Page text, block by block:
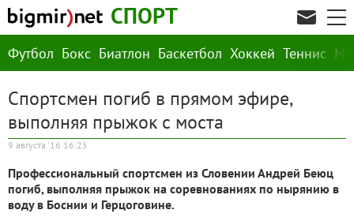
СПОРТ
Футбол Бокс Биатлон Баскетбол Хоккей Теннис
Спортсмен погиб в прямом эфире,
выполняя прыжок с моста
9 августа '16 16:25
Профессиональный спортсмен из Словении Андрей Беюц
погиб, выполняя прыжок на соревнованиях по нырянию в
воду в Боснии и Герцоговине.